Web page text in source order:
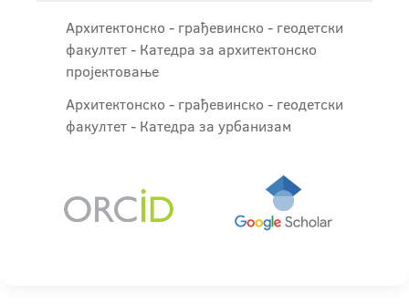
Архитектонско - грађевинскo - геодетски
факултет - Катедра за архитектонско
пројектовање
Архитектонско - грађевинскo - геодетски
факултет - Катедра за урбанизам